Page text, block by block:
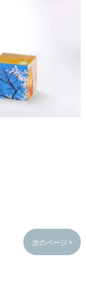
次のページ >